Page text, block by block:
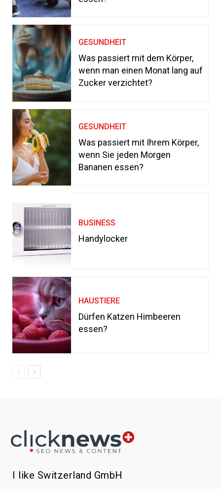
GESUNDHEIT
Was passiert mit dem Körper,
wenn man einen Monat lang auf
Zucker verzichtet?
GESUNDHEIT
Was passiert mit Ihrem Körper,
wenn Sie jeden Morgen
Bananen essen?
BUSINESS
Handylocker
HAUSTIERE
Dürfen Katzen Himbeeren
essen?
I like Switzerland GmbH